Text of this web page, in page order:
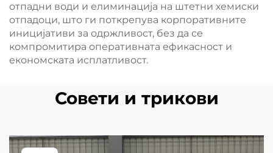
отпадни води и елиминација на штетни хемиски
отпадоци, што ги поткрепува корпоративните
иницијативи за одржливост, без да се
компромитира оперативната ефикасност и
економската исплатливост.
Совети и трикови